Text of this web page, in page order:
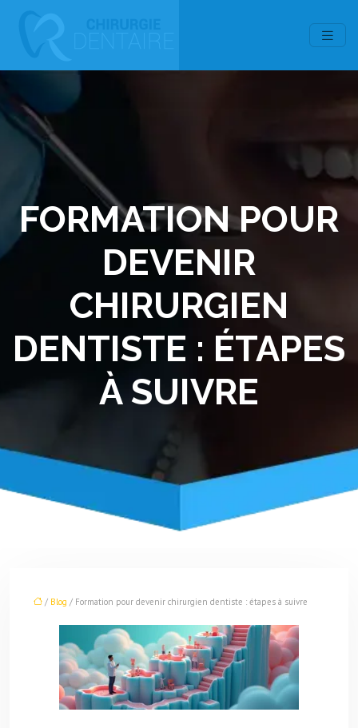
FORMATION POUR
DEVENIR
CHIRURGIEN
DENTISTE : ÉTAPES
À SUIVRE
/ Blog / Formation pour devenir chirurgien dentiste : étapes à suivre